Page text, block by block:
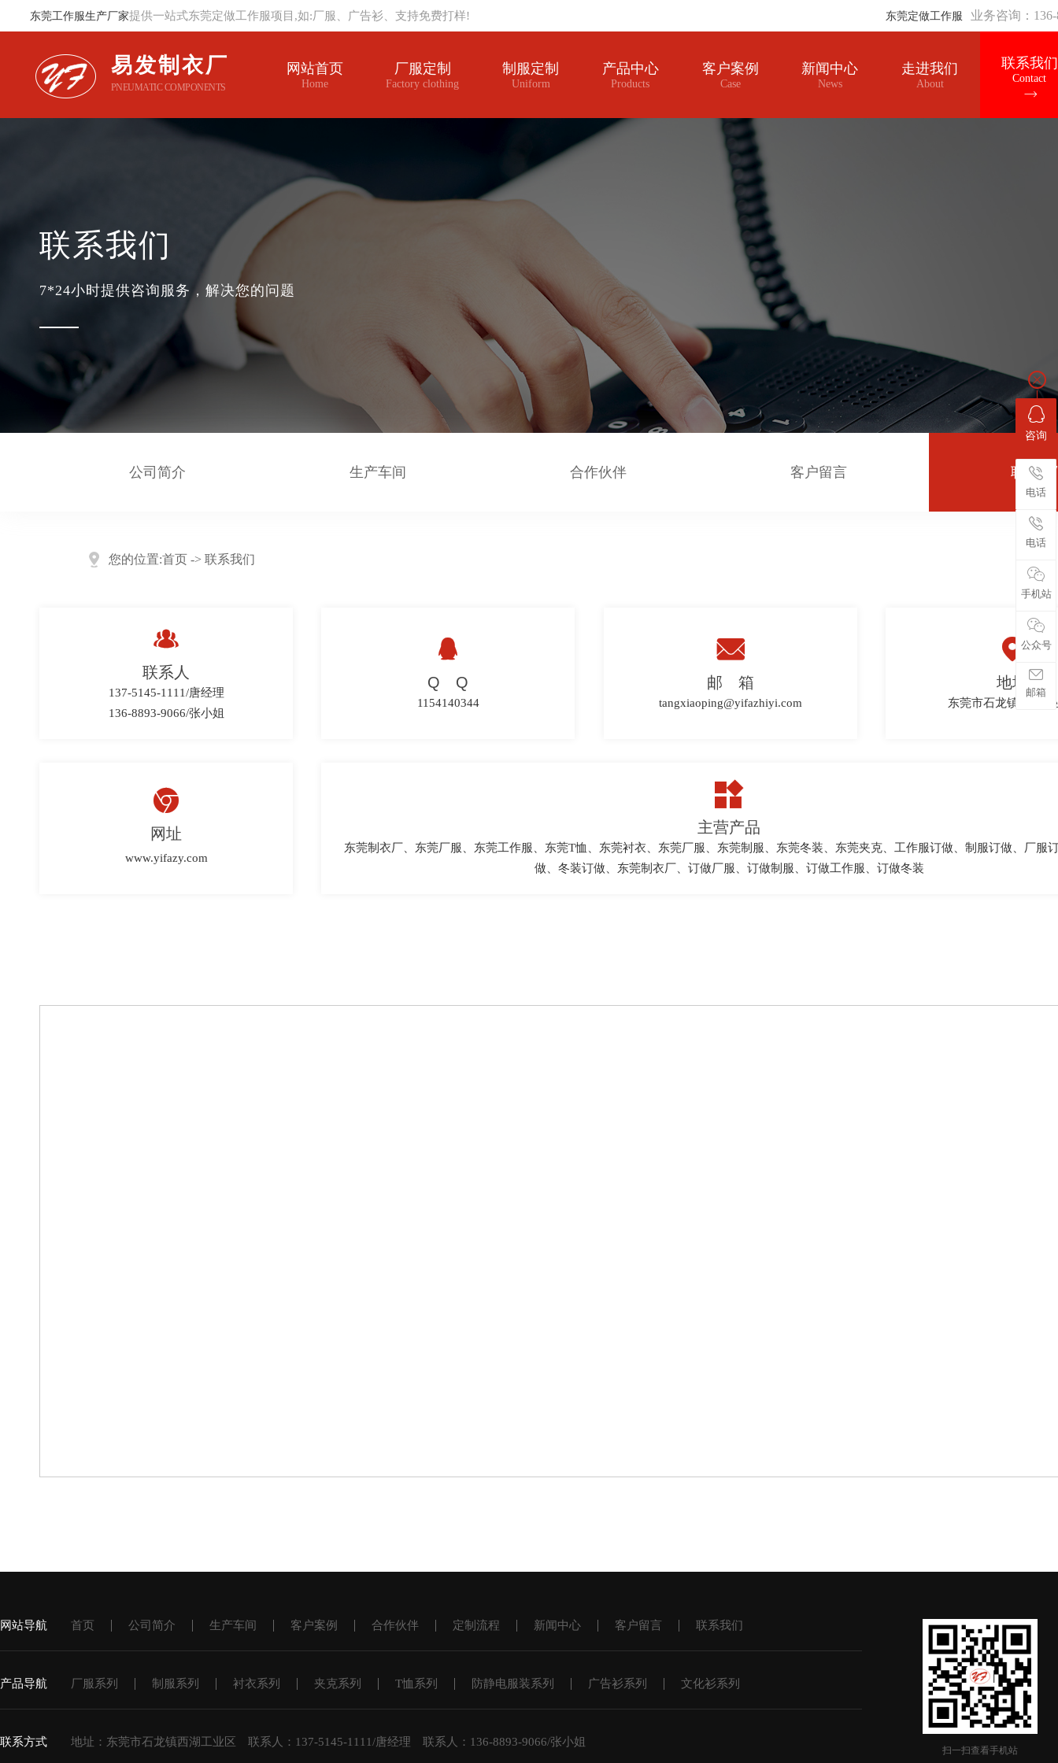
东莞工作服生产厂家提供一站式东莞定做工作服项目,如:厂服、广告衫、支持免费打样! 东莞定做工作服 业务咨询：
易发制衣厂
PNEUMATIC COMPONENTS
网站首页
Home
厂服定制
Factory clothing
制服定制
Uniform
产品中心
Products
客户案例
Case
新闻中心
News
走进我们
About
联系我们
Contact
联系我们
7*24小时提供咨询服务，解决您的问题
公司简介 生产车间 合作伙伴 客户留言 联系我
您的位置:首页 -> 联系我们

联系人
137-5145-1111/唐经理
136-8893-9066/张小姐

Q Q
1154140344

邮 箱
tangxiaoping@yifazhiyi.com

地址
东莞市石龙镇西湖工

网址
www.yifazy.com

主营产品
东莞制衣厂、东莞厂服、东莞工作服、东莞T恤、东莞衬衣、东莞厂服、东莞制服、东莞冬装、东莞夹克、工作服订做、制服订做、厂服
做、冬装订做、东莞制衣厂、订做厂服、订做制服、订做工作服、订做冬装
网站导航 首页 公司简介 生产车间 客户案例 合作伙伴 定制流程 新闻中心 客户留言 联系我们
产品导航 厂服系列 制服系列 衬衣系列 夹克系列 T恤系列 防静电服装系列 广告衫系列 文化衫系列
联系方式 地址：东莞市石龙镇西湖工业区 联系人：137-5145-1111/唐经理 联系人：136-8893-9066/张小姐
扫一扫查看手机站
咨询
电话
电话
手机站
公众号
邮箱